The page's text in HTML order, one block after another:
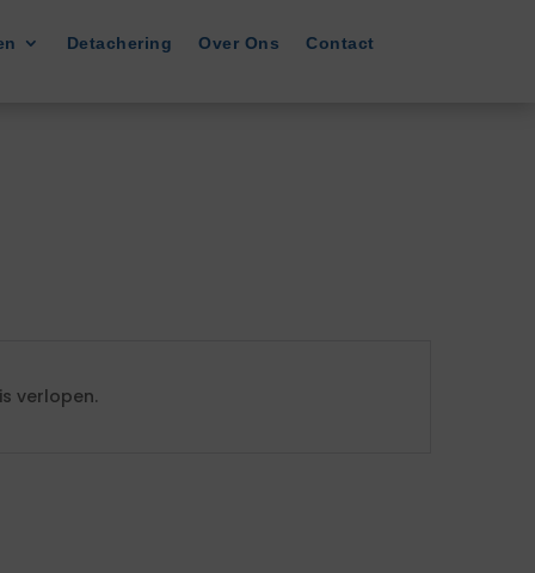
Detachering Over Ons Contact
verlopen.